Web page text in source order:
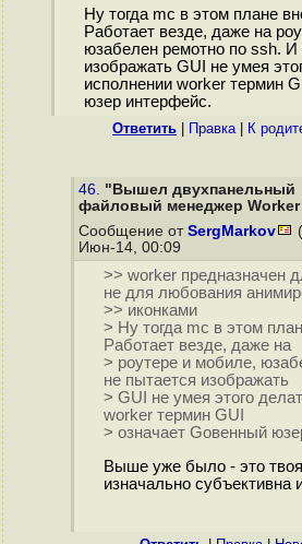
Ну тогда mc в этом плане
Работает везде, даже на
юзабелен ремотно по ssh. И
изображать GUI не умея
исполнении worker термин
юзер интерфейс.
Ответить Правка| К
46. "Вышел двухпанельный
файловый менеджер Worker
Сообщение от SergMarkov
Июн-14, 00:09
>> worker предназначен
не для любования
>> иконками
> Ну тогда mc в этом
Работает везде, даже на
> роутере и мобиле,
не пытается изображать
> GUI не умея этого
worker термин GUI
> означает Gовенный
Выше уже было - это
изначально субъективна